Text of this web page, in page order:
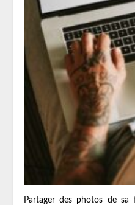
Partager des photos de sa